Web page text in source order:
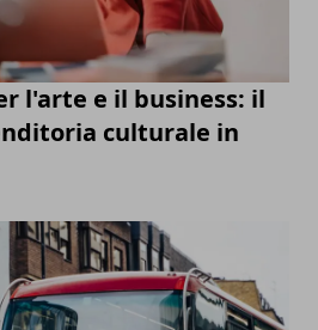
l'arte e il business: il
culturale in